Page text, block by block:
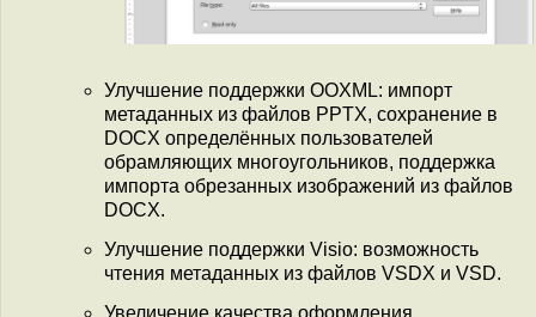
Улучшение поддержки OOXML: импорт
метаданных из файлов PPTX, сохранение в
DOCX определённых пользователей
обрамляющих многоугольников, поддержка
импорта обрезанных изображений из файлов
DOCX.
Улучшение поддержки Visio: возможность
чтения метаданных из файлов VSDX и VSD.